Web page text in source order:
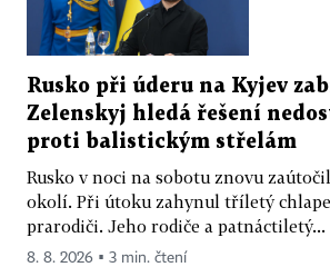
Rusko při úderu na Kyjev
Zelenskyj hledá řešení
proti balistickým střelám
Rusko v noci na sobotu znovu
okolí. Při útoku zahynul tříletý
prarodiči. Jeho rodiče a patnáctiletý...
8. 8. 2026 ▪ 3 min. čtení